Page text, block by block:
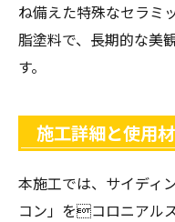
ね備えた特殊なセラミ
脂塗料で、長期的な美
す。
施工詳細と使用
本施工では、サイディ
コン」をコロニアル